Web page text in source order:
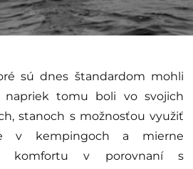
sú dnes štandardom mohli
tomu boli vo svojich
stanoch s možnosťou využiť
v kempingoch a mierne
komfortu v porovnaní s